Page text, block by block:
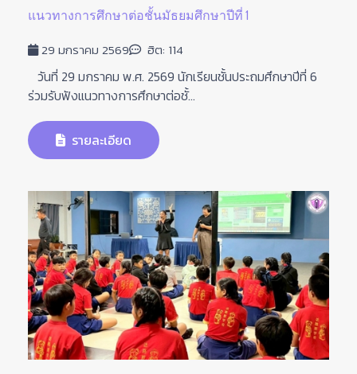
แนวทางการศึกษาต่อชั้นมัธยมศึกษาปีที่ 1
29 มกราคม 2569 ฮิต: 114
วันที่ 29 มกราคม พ.ศ. 2569 นักเรียนชั้นประถมศึกษาปีที่ 6
ร่วมรับฟังแนวทางการศึกษาต่อชั้...
รายละเอียด